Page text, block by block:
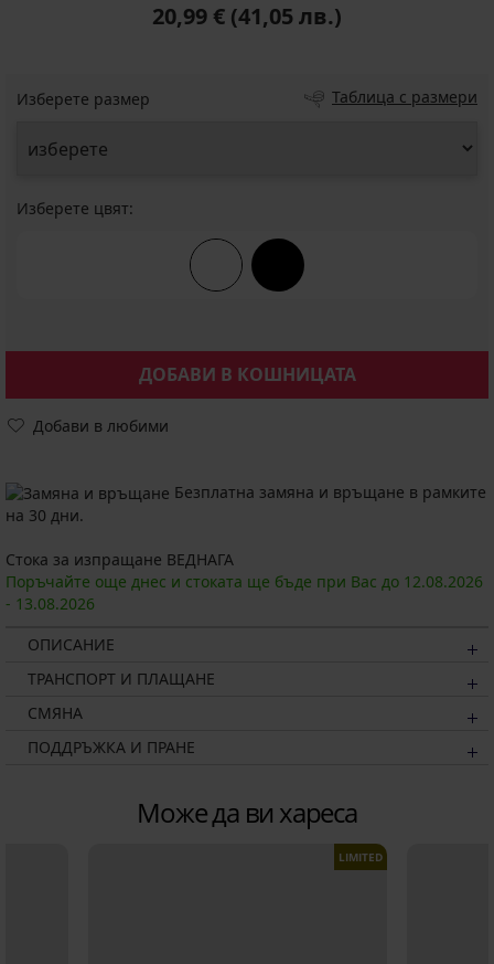
20,99 € (41,05 лв.)
Изберете размер Таблица с размери
Изберете цвят:
ДОБАВИ В КОШНИЦАТА
Добави в любими
Безплатна замяна и връщане в рамките
на 30 дни.
Стока за изпращане ВЕДНАГА
Поръчайте още днес и стоката ще бъде при Вас до 12.08.2026
- 13.08.2026
ОПИСАНИЕ
ТРАНСПОРТ И ПЛАЩАНЕ
СМЯНА
ПОДДРЪЖКА И ПРАНЕ
Може да ви хареса
LIMITED